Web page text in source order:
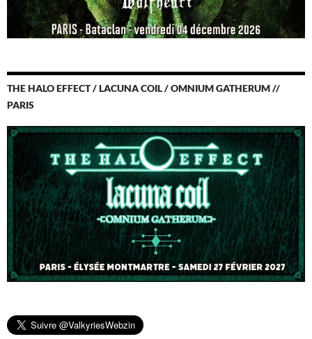
THE HALO EFFECT / LACUNA COIL / OMNIUM GATHERUM //
PARIS